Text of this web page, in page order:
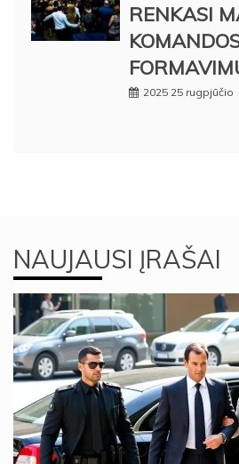
RENKASI
2025 25 rugpjūčio
NAUJAUSI ĮRAŠAI